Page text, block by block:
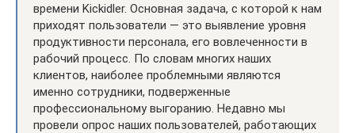
времени Kickidler. Основная задача, с которой к нам
приходят пользователи — это выявление уровня
продуктивности персонала, его вовлеченности в
рабочий процесс. По словам многих наших
клиентов, наиболее проблемными являются
именно сотрудники, подверженные
профессиональному выгоранию. Недавно мы
провели опрос наших пользователей, работающих